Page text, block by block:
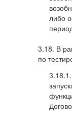
либо
3.18. В
по